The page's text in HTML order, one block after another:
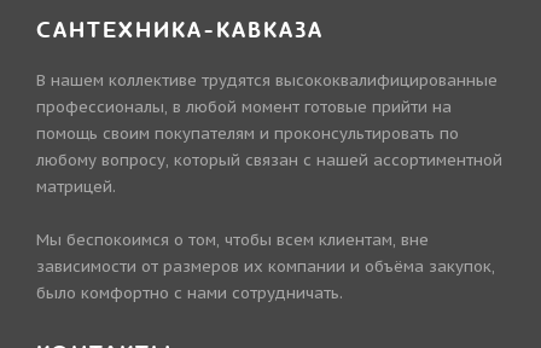
САНТЕХНИКА-КАВКАЗА
В нашем коллективе трудятся высококвалифицированные
профессионалы, в любой момент готовые прийти на
помощь своим покупателям и проконсультировать по
любому вопросу, который связан с нашей ассортиментной
матрицей.
Мы беспокоимся о том, чтобы всем клиентам, вне
зависимости от размеров их компании и объёма закупок,
было комфортно с нами сотрудничать.